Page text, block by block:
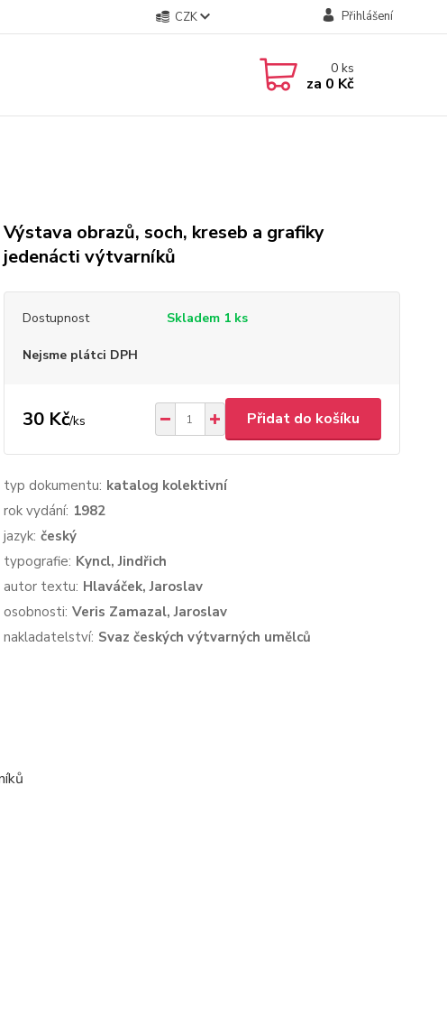
CZK Přihlášení
0ks
za 0 Kč
Výstava obrazů, soch, kreseb a grafiky
jedenácti výtvarníků
Dostupnost Skladem 1 ks
Nejsme plátci DPH
30 Kč/ks Přidat do košíku
typ dokumentu: katalog kolektivní
rok vydání: 1982
jazyk: český
typografie: Kyncl, Jindřich
autor textu: Hlaváček, Jaroslav
osobnosti: Veris Zamazal, Jaroslav
nakladatelství: Svaz českých výtvarných umělců